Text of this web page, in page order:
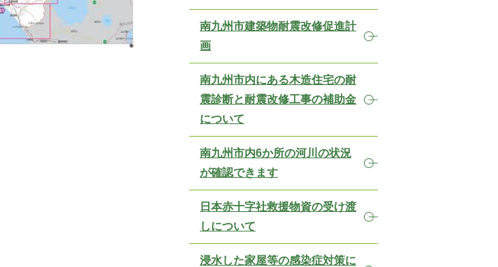
南九州市建築物耐震改修促進計
画
南九州市内にある木造住宅の耐
震診断と耐震改修工事の補助金
について
南九州市内6か所の河川の状況
が確認できます
日本赤十字社救援物資の受け渡
しについて
浸水した家屋等の感染症対策に